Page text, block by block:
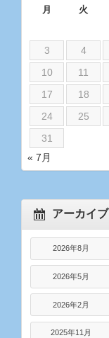
月 火
3
4
10
11
17
18
24
25
31
« 7月
アーカイブ
2026年8月
2026年5月
2026年2月
2025年11月